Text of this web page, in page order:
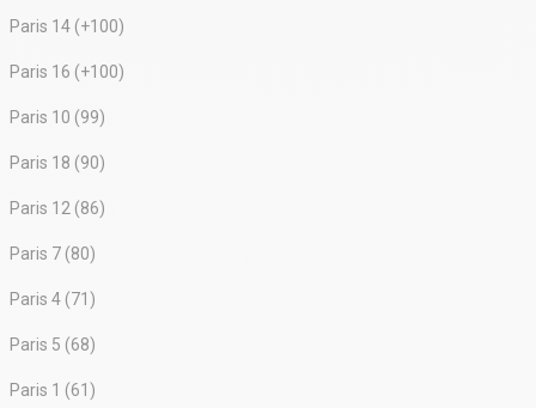
Paris 14 (+100)
Paris 16 (+100)
Paris 10 (99)
Paris 18 (90)
Paris 12 (86)
Paris 7 (80)
Paris 4 (71)
Paris 5 (68)
Paris 1 (61)